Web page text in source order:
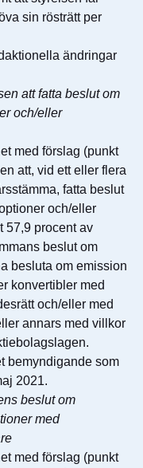
sin rösträtt per
ändringar
att fatta beslut om
och/eller
med förslag (punkt
att, vid ett eller flera
fatta beslut
och/eller
57,9 procent av
beslut om
besluta om emission
konvertibler med
och/eller med
annars med villkor
bemyndigande som
2021.
beslut om
med
med förslag (punkt